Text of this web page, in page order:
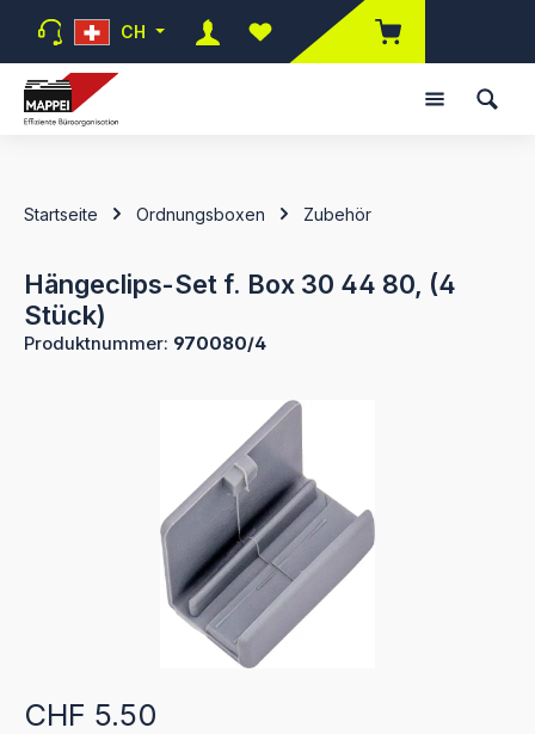
Zum Hauptinhalt springen
CH
Du hast 0 Produkte auf dem
Startseite Ordnungsboxen Zubehör
Hängeclips-Set f. Box 30 44 80, (4
Stück)
Produktnummer: 970080/4
Regulärer Preis:
CHF 5.50